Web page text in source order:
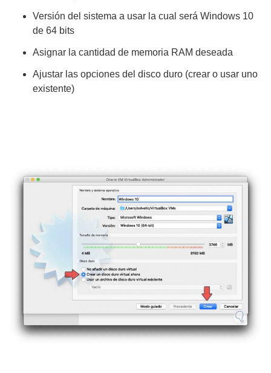
Versión del sistema a usar la cual será Windows 10
de 64 bits
Asignar la cantidad de memoria RAM deseada
Ajustar las opciones del disco duro (crear o usar uno
existente)